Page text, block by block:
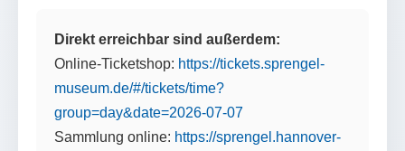
Direkt erreichbar sind außerdem:
Online-Ticketshop: https://tickets.sprengel-
museum.de/#/tickets/time?
group=day&date=2026-07-07
Sammlung online: https://sprengel.hannover-